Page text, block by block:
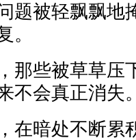
题被轻飘飘地
。
那些被草草压
不会真正消失
在暗处不断累